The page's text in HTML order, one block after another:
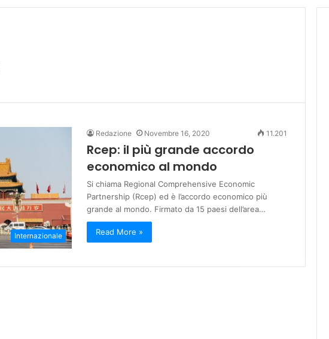
Internazionale
Redazione Novembre 16, 2020 11.201
Rcep: il più grande accordo
economico al mondo
Si chiama Regional Comprehensive Economic
Partnership (Rcep) ed è l’accordo economico più
grande al mondo. Firmato da 15 paesi dell’area…
Read More »